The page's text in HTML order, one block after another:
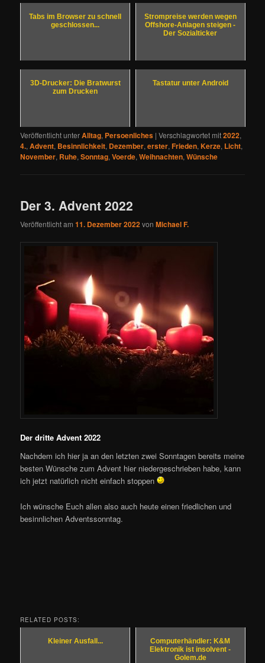
Tabs im Browser zu schnell
geschlossen...
Strompreise werden wegen
Offshore-Anlagen steigen -
Der Sozialticker
3D-Drucker: Die Bratwurst
zum Drucken
Tastatur unter Android
Veröffentlicht unterAlltag, Persoenliches |Verschlagwortet mit2022,
4.,Advent, Besinnlichkeit, Dezember,erster,Frieden,Kerze, Licht,
November, Ruhe,Sonntag,Voerde,Weihnachten,Wünsche
Der 3. Advent 2022
Veröffentlicht am11. Dezember 2022vonMichael F.
Der dritte Advent 2022
Nachdem ich hier ja an den letzten zwei Sonntagen bereits meine
besten Wünsche zum Advent hier niedergeschrieben habe, kann
ich jetzt natürlich nicht einfach stoppen
Ich wünsche Euch allen also auch heute einen friedlichen und
besinnlichen Adventssonntag.
RELATED POSTS:
Kleiner Ausfall...
Computerhändler: K&M
Elektronik ist insolvent -
Golem.de